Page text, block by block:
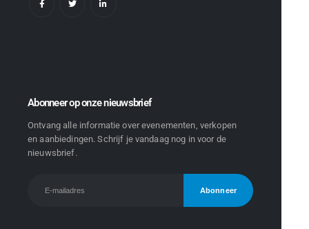
Abonneer op onze nieuwsbrief
Ontvang alle informatie over evenementen, verkopen
en aanbiedingen. Schrijf je vandaag nog in voor de
nieuwsbrief.